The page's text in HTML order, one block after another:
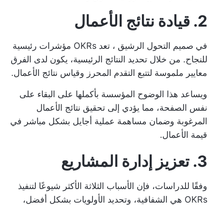
2. قيادة نتائج الأعمال
في صميم التحول الرشيق
، تعد OKRs مؤشرات رئيسية
للنجاح. من خلال تحديد النتائج الرئيسية، يكون لدى الفرق
معايير ملموسة لتتبع التقدم المحرز وقياس نتائج الأعمال.
ويساعد هذا الوضوح المؤسسة بأكملها على البقاء على
نفس الصفحة، مما يؤدي إلى تحقيق نتائج الأعمال
المرغوبة وضمان مساهمة عملية أجايل بشكل مباشر في
قيمة الأعمال.
3. تعزيز إدارة المشاريع
وفقًا للدراسات، فإن الأسباب الثلاثة الأكثر شيوعًا لتنفيذ
OKRs هي الشفافية، وتحديد الأولويات بشكل أفضل،